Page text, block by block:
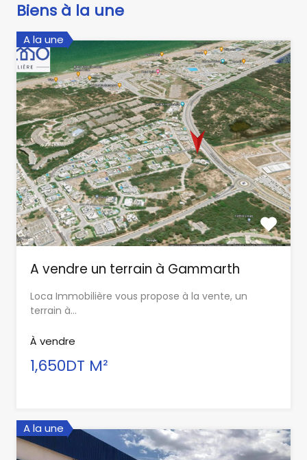
Biens à la une
A la une
A vendre un terrain à Gammarth
Loca Immobilière vous propose à la vente, un
terrain à…
À vendre
1,650DT M²
A la une